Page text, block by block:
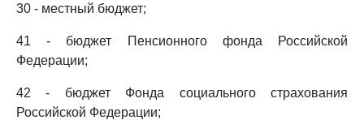
30 - местный бюджет;
41 - бюджет Пенсионного фонда Российской
Федерации;
42 - бюджет Фонда социального страхования
Российской Федерации;